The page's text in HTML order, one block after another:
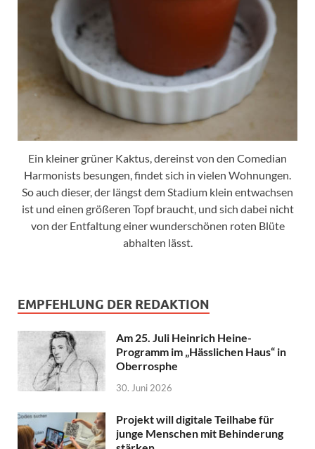
Ein kleiner grüner Kaktus, dereinst von den Comedian
Harmonists besungen, findet sich in vielen Wohnungen.
So auch dieser, der längst dem Stadium klein entwachsen
ist und einen größeren Topf braucht, und sich dabei nicht
von der Entfaltung einer wunderschönen roten Blüte
abhalten lässt.
EMPFEHLUNG DER REDAKTION
Am 25. Juli Heinrich Heine-
Programm im „Hässlichen Haus“ in
Oberrosphe
30. Juni 2026
Projekt will digitale Teilhabe für
junge Menschen mit Behinderung